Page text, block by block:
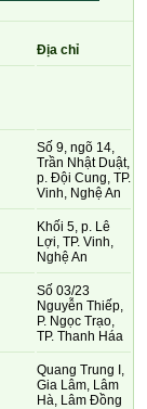
Địa chỉ
Số 9, ngõ 14,
Trần Nhật Duật,
p. Đội Cung, TP.
Vinh, Nghệ An
Khối 5, p. Lê
Lợi, TP. Vinh,
Nghệ An
Số 03/23
Nguyễn Thiếp,
P. Ngọc Trạo,
TP. Thanh Háa
Quang Trung I,
Gia Lâm, Lâm
Hà, Lâm Đồng